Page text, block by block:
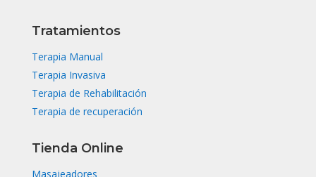
Tratamientos
Terapia Manual
Terapia Invasiva
Terapia de Rehabilitación
Terapia de recuperación
Tienda Online
Masajeadores